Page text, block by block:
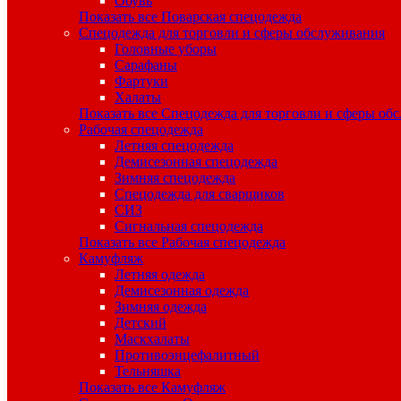
Показать все Поварская спецодежда
Спецодежда для торговли и сферы обслуживания
Головные уборы
Сарафаны
Фартуки
Халаты
Показать все Спецодежда для торговли и сферы
Рабочая спецодежда
Летняя спецодежда
Демисезонная спецодежда
Зимняя спецодежда
Спецодежда для сварщиков
СИЗ
Сигнальная спецодежда
Показать все Рабочая спецодежда
Камуфляж
Летняя одежда
Демисезонная одежда
Зимняя одежда
Детский
Маскхалаты
Противоэнцефалитный
Тельняшка
Показать все Камуфляж